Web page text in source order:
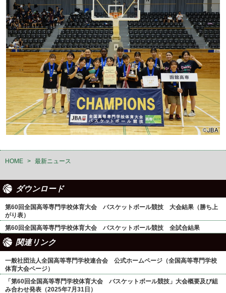
HOME > 最新ニュース
ダウンロード
第60回全国高等専門学校体育大会 バスケットボール競技 大会結果（勝ち上
がり表）
第60回全国高等専門学校体育大会 バスケットボール競技 全試合結果
関連リンク
一般社団法人全国高等専門学校連合会 公式ホームページ（全国高等専門学校
体育大会ページ）
「第60回全国高等専門学校体育大会 バスケットボール競技」大会概要及び組
み合わせ発表（2025年7月31日）